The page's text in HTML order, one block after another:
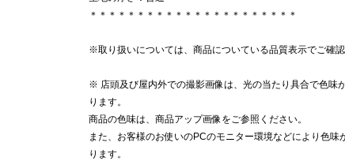
＊＊＊＊＊＊＊＊＊＊＊＊＊＊＊＊＊＊＊＊＊＊
※取り扱いについては、商品についている品質表示でご確認
※ 店頭及び屋内外での撮影画像は、光の当たり具合で色味
ります。
商品の色味は、商品アップ画像をご参照ください。
また、お客様のお使いのPCのモニター環境などにより色味
ります。